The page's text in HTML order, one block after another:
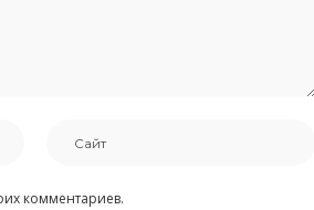
комментариев.